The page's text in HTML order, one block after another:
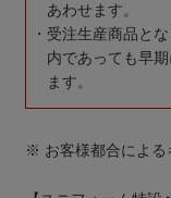
あわせます。
受注生産商品と
内であっても早
ます。
※ お客様都合による